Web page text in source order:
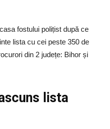
fostului polițist după ce
lista cu cei peste 350 de
din 2 județe: Bihor și
lista